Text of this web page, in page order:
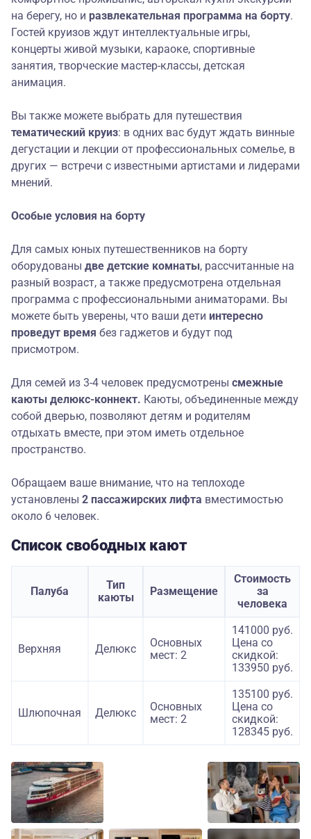
на берегу, но и развлекательная программа на борту.
Гостей круизов ждут интеллектуальные игры,
концерты живой музыки, караоке, спортивные
занятия, творческие мастер-классы, детская
анимация.
Вы также можете выбрать для путешествия
тематический круиз: в одних вас будут ждать винные
дегустации и лекции от профессиональных сомелье, в
других — встречи с известными артистами и лидерами
мнений.
Особые условия на борту
Для самых юных путешественников на борту
оборудованы две детские комнаты, рассчитанные на
разный возраст, а также предусмотрена отдельная
программа с профессиональными аниматорами. Вы
можете быть уверены, что ваши дети интересно
проведут время без гаджетов и будут под
присмотром.
Для семей из 3-4 человек предусмотрены смежные
каюты делюкс-коннект. Каюты, объединенные между
собой дверью, позволяют детям и родителям
отдыхать вместе, при этом иметь отдельное
пространство.
Обращаем ваше внимание, что на теплоходе
установлены 2 пассажирских лифта вместимостью
около 6 человек.
Список свободных кают
Палуба
Тип
каюты
Размещение
Стоимость
за
человека
Верхняя Делюкс
Основных
мест: 2
141000 руб.
Цена со
скидкой:
133950 руб.
Шлюпочная Делюкс
Основных
мест: 2
135100 руб.
Цена со
скидкой:
128345 руб.